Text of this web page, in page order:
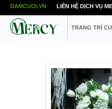
DAMCUOI.VN LIÊN HỆ DỊCH VỤ
TRANG TRÍ